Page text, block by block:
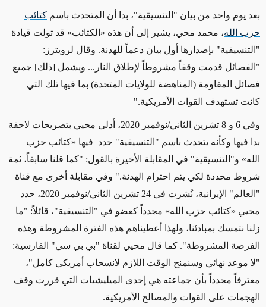
بعد يوم واحد من بيان "التنسيقية"، بدا أن المتحدث باسم كتائب
حزب الله، محمد محي، يشير إلى أن هذه «الكتائب» قد تولت قيادة
"التنسيقية" بإصدارها أول بيان دعماً للهدنة. وقال لرويترز:
"الفصائل قدمت وقفاً مشروطاً لإطلاق النار... ويشمل [ذلك] جميع
فصائل المقاومة (المناهضة للولايات المتحدة) بما فيها تلك التي
كانت تستهدف القوات الأمريكية."
وفي 6 و 8 تشرين الثاني/نوفمبر 2020، أدلى محيي بتصريحات لاحقة
بدا فيها وكأنه يتحدث باسم "التنسيقية" حدد فيها «كتائب حزب
الله» و"التنسيقية" في المقابلة الأخيرة بالقول: "كما قلنا سابقاً، ثمة
شروط محددة لكي يتم احترام الهدنة." وفي مقابلة أخرى مع قناة
"العالم" الإيرانية، نُشرت في 24 تشرين الثاني/نوفمبر 2020، حدد
محيي «كتائب حزب الله» مجدداً كعضو في "التنسيقية"، قائلاً: "ما
زلنا نتمسك بمبادئنا، ولهذا أعطيناهم هذه الفترة المشروطة وهذه
الفرصة المشروطة". كما قال محيي لقناة "بي بي سي" الفارسية:
"لا موعد نهائي وسنمنح الوقت اللازم لانسحاب أمريكي كامل"،
معترفاً مجدداً بأن جماعته هي إحدى الميليشيات التي قررت وقف
الهجمات على القوات والمصالح الأمريكية.